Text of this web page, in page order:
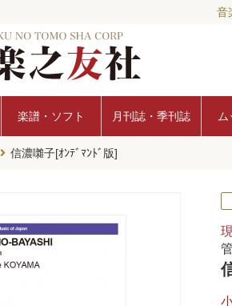
音
楽譜・ソフト 月刊誌・季刊誌
信濃囃子[ｵﾝﾃﾞﾏﾝﾄﾞ版]